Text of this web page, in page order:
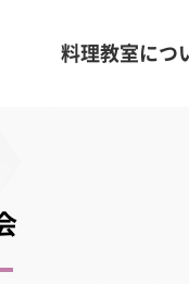
料理教室につ